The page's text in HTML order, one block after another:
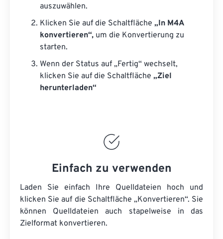
auszuwählen.
Klicken Sie auf die Schaltfläche „In M4A
konvertieren“, um die Konvertierung zu
starten.
Wenn der Status auf „Fertig“ wechselt,
klicken Sie auf die Schaltfläche „Ziel
herunterladen“
Einfach zu verwenden
Laden Sie einfach Ihre Quelldateien hoch und
klicken Sie auf die Schaltfläche „Konvertieren“. Sie
können Quelldateien auch stapelweise in das
Zielformat konvertieren.